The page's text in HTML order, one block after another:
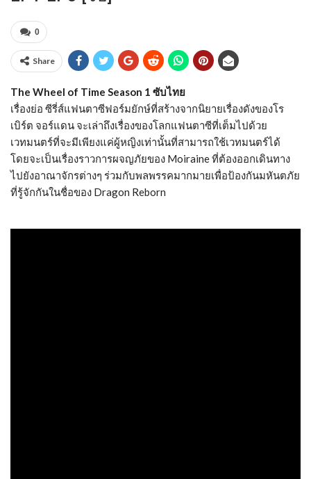
0
Share
The Wheel of Time Season 1 ซับไทย
เรื่องย่อ ซีรี่ส์แฟนตาซีฟอร์มยักษ์ที่สร้างจากนิยายเรื่องดังของโร
เบิร์ต จอร์แดน จะเล่าถึงเรื่องของโลกแฟนตาซีที่เต็มไปด้วย
เวทมนตร์ที่จะมีเพียงแค่ผู้หญิงเท่านั้นที่สามารถใช้เวทมนตร์ได้
โดยจะเป็นเรื่องราวการผจญภัยของ Moiraine ที่ต้องออกเดินทาง
ไปยังอาณาจักรต่างๆ ร่วมกับพลพรรคมากมายเพื่อป้องกันมหันตภัย
ที่รู้จักกันในชื่อของ Dragon Reborn